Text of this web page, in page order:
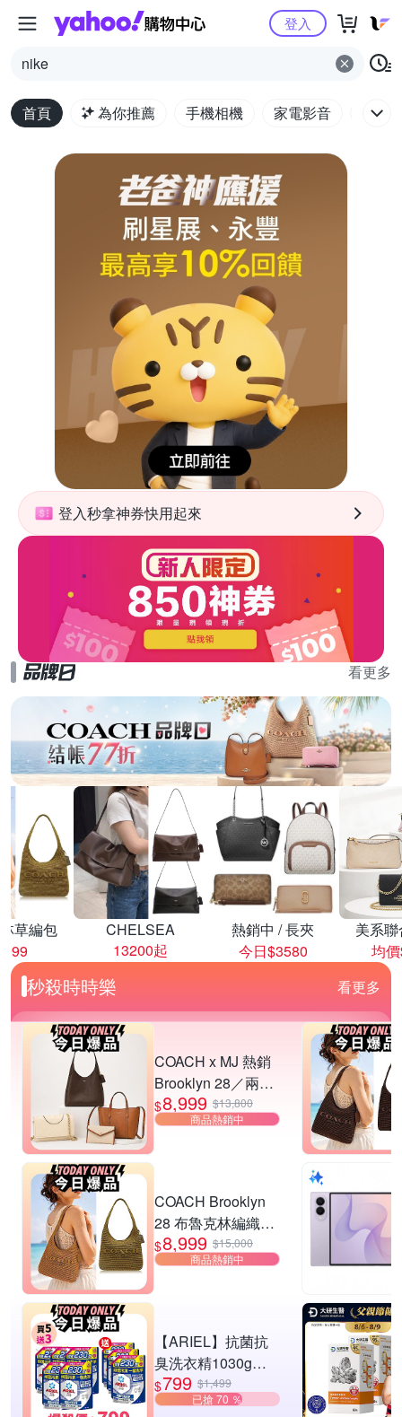
Yahoo購物中心
nike
登入
首頁 為你推薦 手機相機 家電影音 電腦
登入秒拿神券快用起來
看更多
草編包
CHELSEA
13200起
熱銷中 / 長夾
今日$3580
美系
均
秒殺時時樂 看更多
COACH x MJ 熱銷
Brooklyn 28／兩用
／斜背包均一價-多
款可選
$8,999 $13,800
商品熱銷中
COACH Brooklyn
28 布魯克林編織款
單肩包-橄欖綠
$8,999 $15,000
商品熱銷中
【ARIEL】抗菌抗
臭洗衣精1030g補
充包 X8 (抗菌去漬/
室內晾曬) 兩款任選
$799 $1,499
已搶 70 ％